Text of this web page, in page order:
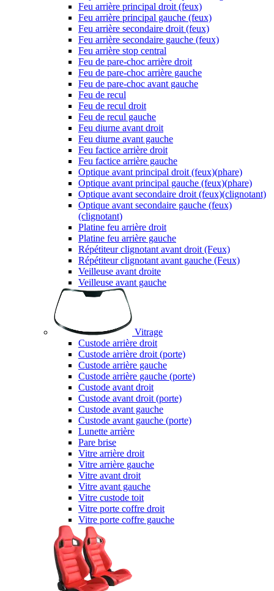
Feu arrière principal droit (feux)
Feu arrière principal gauche (feux)
Feu arrière secondaire droit (feux)
Feu arrière secondaire gauche (feux)
Feu arrière stop central
Feu de pare-choc arrière droit
Feu de pare-choc arrière gauche
Feu de pare-choc avant gauche
Feu de recul
Feu de recul droit
Feu de recul gauche
Feu diurne avant droit
Feu diurne avant gauche
Feu factice arrière droit
Feu factice arrière gauche
Optique avant principal droit (feux)(phare)
Optique avant principal gauche (feux)(phare)
Optique avant secondaire droit (feux)(clignotant)
Optique avant secondaire gauche (feux)
(clignotant)
Platine feu arrière droit
Platine feu arrière gauche
Répétiteur clignotant avant droit (Feux)
Répétiteur clignotant avant gauche (Feux)
Veilleuse avant droite
Veilleuse avant gauche
Vitrage
Custode arrière droit
Custode arrière droit (porte)
Custode arrière gauche
Custode arrière gauche (porte)
Custode avant droit
Custode avant droit (porte)
Custode avant gauche
Custode avant gauche (porte)
Lunette arrière
Pare brise
Vitre arrière droit
Vitre arrière gauche
Vitre avant droit
Vitre avant gauche
Vitre custode toit
Vitre porte coffre droit
Vitre porte coffre gauche